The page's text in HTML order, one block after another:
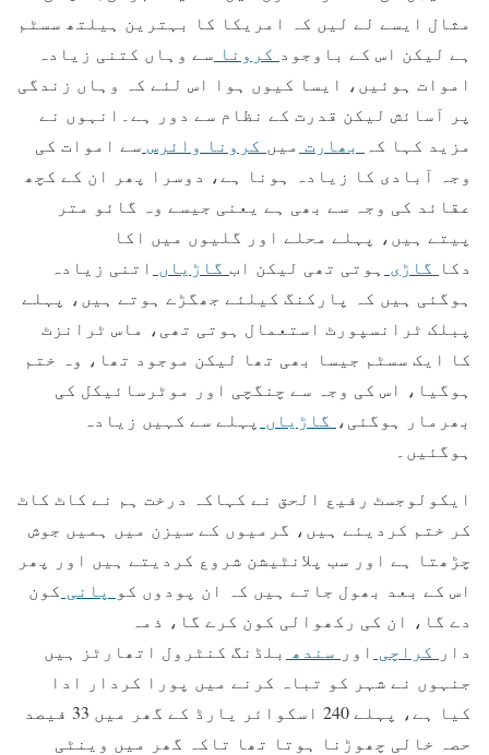
مثال ایسے لے لیں کہ امریکا کا بہترین ہیلتھ سسٹم
ہے لیکن اس کے باوجود کرونا سے وہاں کتنی زیادہ
اموات ہوئیں، ایسا کیوں ہوا اس لئے کہ وہاں زندگی
پر آسائش لیکن قدرت کے نظام سے دور ہے۔انہوں نے
مزید کہا کہ
بھارت میں کرونا وائرس سے اموات کی
وجہ آبادی کا زیادہ ہونا ہے، دوسرا پھر ان کے کچھ
عقائد کی وجہ سے بھی ہے یعنی جیسے وہ گائو متر
پیتے ہیں، پہلے محلے اور گلیوں میں اکا
دکا گاڑی ہوتی تھی لیکن اب گاڑیاں اتنی زیادہ
ہوگئی ہیں کہ پارکنگ کیلئے جھگڑے ہوتے ہیں، پہلے
پبلک ٹرانسپورٹ استعمال ہوتی تھی، ماس ٹرانزٹ
کا ایک سسٹم جیسا بھی تھا لیکن موجود تھا، وہ ختم
ہوگیا، اس کی وجہ سے چنگچی اور موٹرسائیکل کی
بھرمار ہوگئی، گاڑیاں پہلے سے کہیں زیادہ
ہوگئیں۔
ایکولوجسٹ رفیع الحق نے کہاکہ درخت ہم نے کاٹ کاٹ
کر ختم کردیئے ہیں، گرمیوں کے سیزن میں ہمیں جوش
چڑھتا ہے اور سب پلانٹیشن شروع کردیتے ہیں اور پھر
اس کے بعد بھول جاتے ہیں کہ ان پودوں کو پانی کون
دے گا، ان کی رکھوالی کون کرے گا، ذمہ
دار کراچی اور سندھ بلڈنگ کنٹرول اتھارٹز ہیں
جنہوں نے شہر کو تباہ کرنے میں پورا کردار ادا
کیا ہے، پہلے 240 اسکوائر یارڈ کے گھر میں 33 فیصد
حصہ خالی چھوڑنا ہوتا تھا تاکہ گھر میں وینٹی